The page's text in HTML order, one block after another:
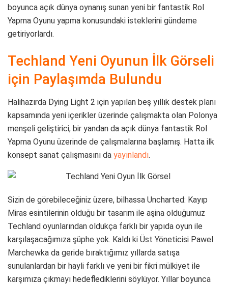
boyunca açık dünya oynanış sunan yeni bir fantastik Rol
Yapma Oyunu yapma konusundaki isteklerini gündeme
getiriyorlardı.
Techland Yeni Oyunun İlk Görseli
için Paylaşımda Bulundu
Halihazırda Dying Light 2 için yapılan beş yıllık destek planı
kapsamında yeni içerikler üzerinde çalışmakta olan Polonya
menşeli geliştirici, bir yandan da açık dünya fantastik Rol
Yapma Oyunu üzerinde de çalışmalarına başlamış. Hatta ilk
konsept sanat çalışmasını da yayınlandı.
Sizin de görebileceğiniz üzere, bilhassa Uncharted: Kayıp
Miras esintilerinin olduğu bir tasarım ile aşina olduğumuz
Techland oyunlarından oldukça farklı bir yapıda oyun ile
karşılaşacağımıza şüphe yok. Kaldı ki Üst Yöneticisi Pawel
Marchewka da geride bıraktığımız yıllarda satışa
sunulanlardan bir hayli farklı ve yeni bir fikri mülkiyet ile
karşımıza çıkmayı hedeflediklerini söylüyor. Yıllar boyunca